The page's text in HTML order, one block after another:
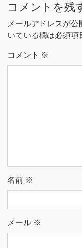
コメントを残
メールアドレスが公
いている欄は必須項
コメント ※
名前 ※
メール ※